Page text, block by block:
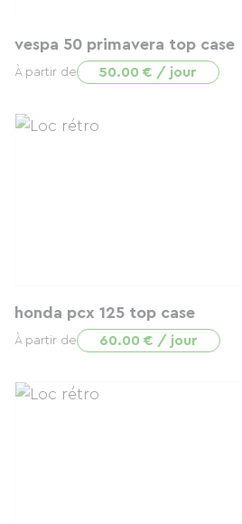
vespa 50 primavera top case
À partir de 50.00 € / jour
honda pcx 125 top case
À partir de 60.00 € / jour